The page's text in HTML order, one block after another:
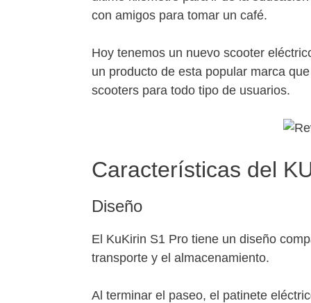
con amigos para tomar un café.
Hoy tenemos un nuevo scooter
un producto de esta popular marca
scooters para todo tipo de usuarios.
Características del
Diseño
El KuKirin S1 Pro tiene un diseño
transporte y el almacenamiento.
Al terminar el paseo, el patinete